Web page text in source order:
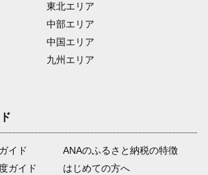
東北エリア
中部エリア
中国エリア
九州エリア
イド
ガイド
ANAのふるさと納税の特徴
はじめての方へ